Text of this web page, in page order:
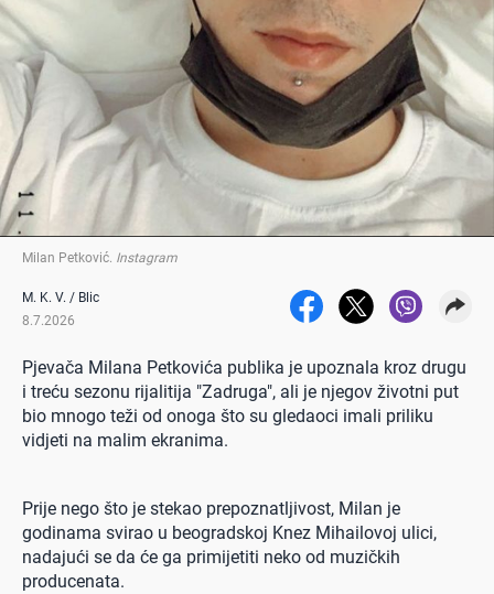
Milan Petković. Instagram
M. K. V. / Blic
8.7.2026
Pjevača Milana Petkovića publika je upoznala kroz drugu
i treću sezonu rijalitija "Zadruga", ali je njegov životni put
bio mnogo teži od onoga što su gledaoci imali priliku
vidjeti na malim ekranima.
Prije nego što je stekao prepoznatljivost, Milan je
godinama svirao u beogradskoj Knez Mihailovoj ulici,
nadajući se da će ga primijetiti neko od muzičkih
producenata.